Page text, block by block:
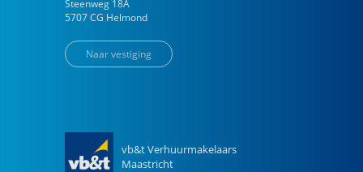
Steenweg 18A
5707 CG Helmond
Naar vestiging
vb&t Verhuurmakelaars
Maastricht